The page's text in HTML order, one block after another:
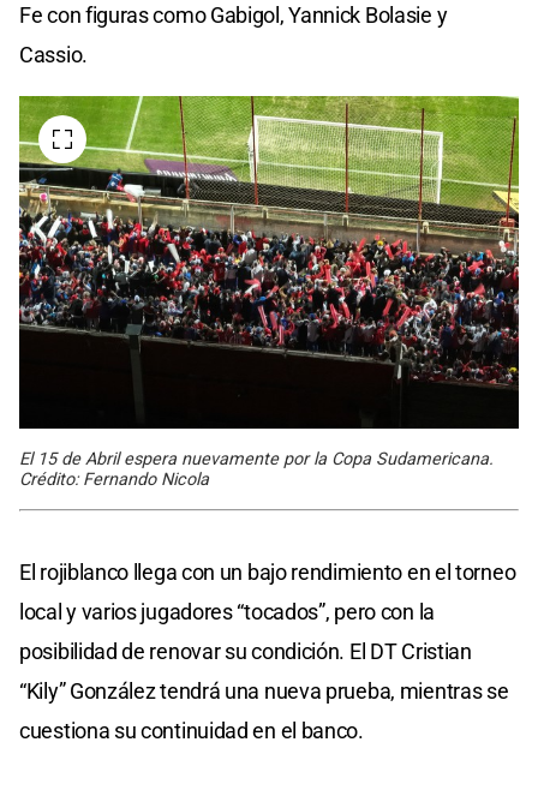
Fe con figuras como Gabigol, Yannick Bolasie y
Cassio.
El 15 de Abril espera nuevamente por la Copa Sudamericana.
Crédito: Fernando Nicola
El rojiblanco llega con un bajo rendimiento en el torneo
local y varios jugadores “tocados”, pero con la
posibilidad de renovar su condición. El DT Cristian
“Kily” González tendrá una nueva prueba, mientras se
cuestiona su continuidad en el banco.